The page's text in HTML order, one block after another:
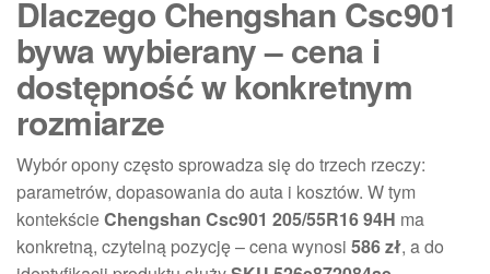
Dlaczego Chengshan Csc901
bywa wybierany – cena i
dostępność w konkretnym
rozmiarze
Wybór opony często sprowadza się do trzech rzeczy:
parametrów, dopasowania do auta i kosztów. W tym
kontekścieChengshan Csc901 205/55R16 94H ma
konkretną, czytelną pozycję – cena wynosi 586 zł, a do